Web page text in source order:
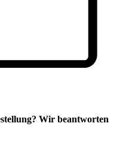
Wir beantworten